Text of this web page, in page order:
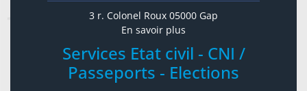
3 r. Colonel Roux 05000 Gap
En savoir plus
Services Etat civil - CNI /
Passeports - Elections